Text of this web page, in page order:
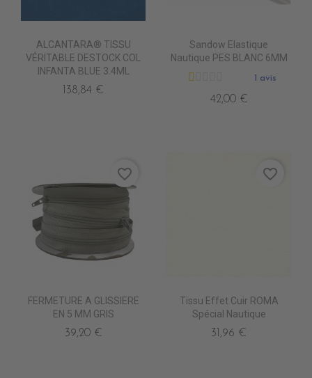
ALCANTARA® TISSU
VÉRITABLE DESTOCK COL
INFANTA BLUE 3.4ML
138,84 €
Sandow Elastique
Nautique PES BLANC 6MM
1 avis
42,00 €
FERMETURE A GLISSIERE
EN 5 MM GRIS
39,20 €
favorite_border
Tissu Effet Cuir ROMA
Spécial Nautique
31,96 €
favorite_border